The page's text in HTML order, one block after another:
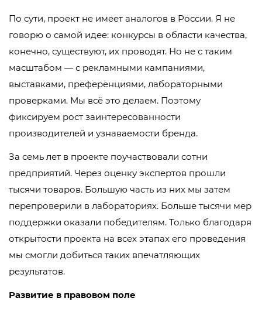
По сути, проект не имеет аналогов в России. Я не
говорю о самой идее: конкурсы в области качества,
конечно, существуют, их проводят. Но не с таким
масштабом — с рекламными кампаниями,
выставками, преференциями, лабораторными
проверками. Мы всё это делаем. Поэтому
фиксируем рост заинтересованности
производителей и узнаваемости бренда.
За семь лет в проекте поучаствовали сотни
предприятий. Через оценку экспертов прошли
тысячи товаров. Большую часть из них мы затем
перепроверили в лабораториях. Больше тысячи мер
поддержки оказали победителям. Только благодаря
открытости проекта на всех этапах его проведения
мы смогли добиться таких впечатляющих
результатов.
Развитие в правовом поле